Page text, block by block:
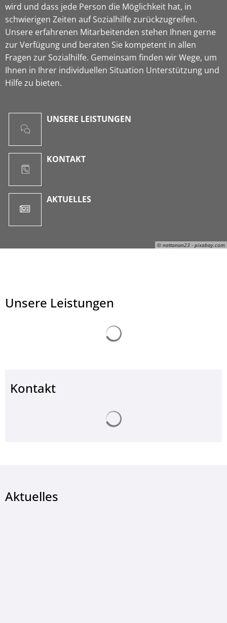
© nattanan23 - pixabay.com
wird und dass jede Person die Möglichkeit hat, in
schwierigen Zeiten auf Sozialhilfe zurückzugreifen.
Unsere erfahrenen Mitarbeitenden stehen Ihnen gerne
zur Verfügung und beraten Sie kompetent in allen
Fragen zur Sozialhilfe. Gemeinsam finden wir Wege, um
Ihnen in Ihrer individuellen Situation Unterstützung und
Hilfe zu bieten.
UNSERE LEISTUNGEN
KONTAKT
AKTUELLES
Unsere Leistungen
Kontakt
Aktuelles